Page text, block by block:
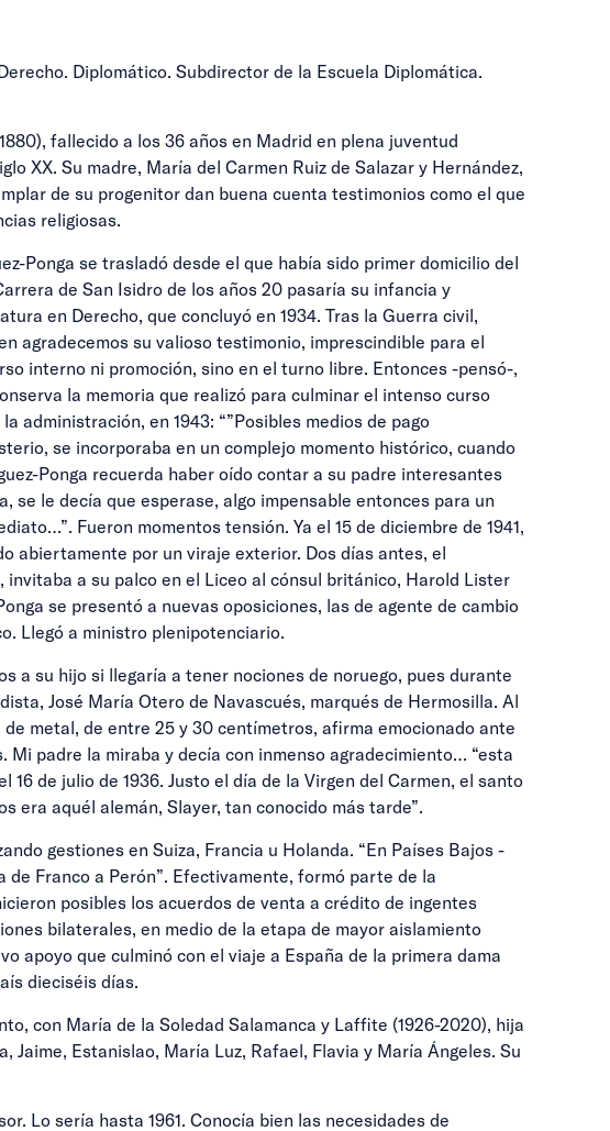
Diplomático. Subdirector de la Escuela Diplomática.
fallecido a los 36 años en Madrid en plena juventud
XX. Su madre, María del Carmen Ruiz de Salazar y Hernández,
de su progenitor dan buena cuenta testimonios como el que
religiosas.
Ponga se trasladó desde el que había sido primer domicilio del
de San Isidro de los años 20 pasaría su infancia y
en Derecho, que concluyó en 1934. Tras la Guerra civil,
agradecemos su valioso testimonio, imprescindible para el
interno ni promoción, sino en el turno libre. Entonces -pensó-,
la memoria que realizó para culminar el intenso curso
administración, en 1943: “”Posibles medios de pago
se incorporaba en un complejo momento histórico, cuando
Ponga recuerda haber oído contar a su padre interesantes
se le decía que esperase, algo impensable entonces para un
Fueron momentos tensión. Ya el 15 de diciembre de 1941,
abiertamente por un viraje exterior. Dos días antes, el
a su palco en el Liceo al cónsul británico, Harold Lister
se presentó a nuevas oposiciones, las de agente de cambio
Llegó a ministro plenipotenciario.
a su hijo si llegaría a tener nociones de noruego, pues durante
José María Otero de Navascués, marqués de Hermosilla. Al
metal, de entre 25 y 30 centímetros, afirma emocionado ante
padre la miraba y decía con inmenso agradecimiento… “esta
de julio de 1936. Justo el día de la Virgen del Carmen, el santo
era aquél alemán, Slayer, tan conocido más tarde”.
gestiones en Suiza, Francia u Holanda. “En Países Bajos -
Franco a Perón”. Efectivamente, formó parte de la
posibles los acuerdos de venta a crédito de ingentes
bilaterales, en medio de la etapa de mayor aislamiento
apoyo que culminó con el viaje a España de la primera dama
dieciséis días.
con María de la Soledad Salamanca y Laffite (1926-2020), hija
Jaime, Estanislao, María Luz, Rafael, Flavia y María Ángeles. Su
Lo sería hasta 1961. Conocía bien las necesidades de